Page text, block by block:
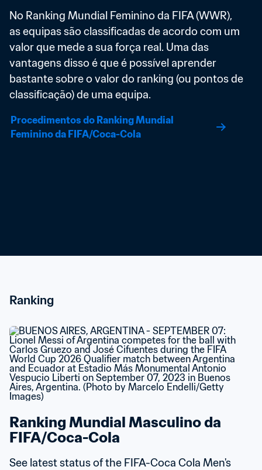
No Ranking Mundial Feminino da FIFA (WWR),
as equipas são classificadas de acordo com um
valor que mede a sua força real. Uma das
vantagens disso é que é possível aprender
bastante sobre o valor do ranking (ou pontos de
classificação) de uma equipa.
Procedimentos do Ranking Mundial
Feminino da FIFA/Coca-Cola
Ranking
Ranking Mundial Masculino da
FIFA/Coca-Cola
See latest status of the FIFA-Coca Cola Men's